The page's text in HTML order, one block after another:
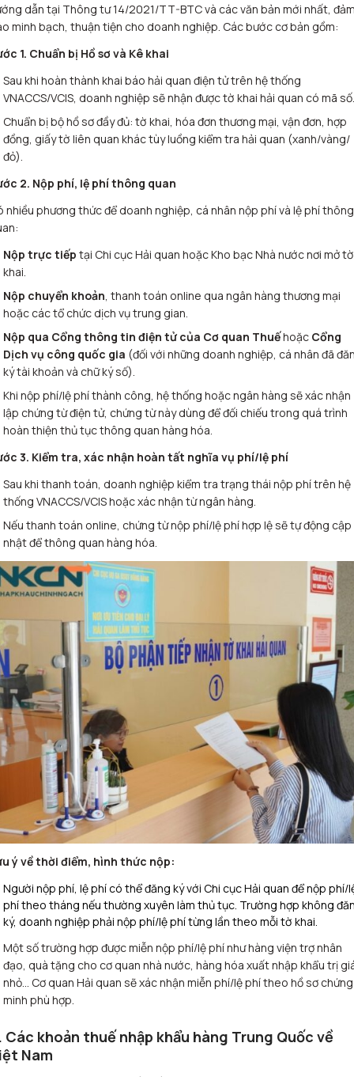
dẫn tại Thông tư 14/2021/TT-BTC và các văn bản mới nhất,
minh bạch, thuận tiện cho doanh nghiệp. Các bước cơ bản gồm:
1. Chuẩn bị Hồ sơ và Kê khai
Sau khi hoàn thành khai báo hải quan điện tử trên hệ thống
VNACCS/VCIS, doanh nghiệp sẽ nhận được tờ khai hải quan có mã số.
Chuẩn bị bộ hồ sơ đầy đủ: tờ khai, hóa đơn thương mại, vận đơn, hợp
đồng, giấy tờ liên quan khác tùy luồng kiểm tra hải quan (xanh/vàng/
đỏ).
2. Nộp phí, lệ phí thông quan
nhiều phương thức để doanh nghiệp, cá nhân nộp phí và lệ phí thông
Nộp trực tiếp tại Chi cục Hải quan hoặc Kho bạc Nhà nước nơi mở tờ
khai.
Nộp chuyển khoản, thanh toán online qua ngân hàng thương mại
hoặc các tổ chức dịch vụ trung gian.
Nộp qua Cổng thông tin điện tử của Cơ quan Thuếhoặc Cổng
Dịch vụ công quốc gia (đối với những doanh nghiệp, cá nhân đã
ký tài khoản và chữ ký số).
Khi nộp phí/lệ phí thành công, hệ thống hoặc ngân hàng sẽ xác nhận
lập chứng từ điện tử, chứng từ này dùng để đối chiếu trong quá trình
hoàn thiện thủ tục thông quan hàng hóa.
3. Kiểm tra, xác nhận hoàn tất nghĩa vụ phí/lệ phí
Sau khi thanh toán, doanh nghiệp kiểm tra trạng thái nộp phí trên hệ
thống VNACCS/VCIS hoặc xác nhận từ ngân hàng.
Nếu thanh toán online, chứng từ nộp phí/lệ phí hợp lệ sẽ tự động cập
nhật để thông quan hàng hóa.
ý về thời điểm, hình thức nộp:
Người nộp phí, lệ phí có thể đăng ký với Chi cục Hải quan để nộp phí/
phí theo tháng nếu thường xuyên làm thủ tục. Trường hợp không
ký, doanh nghiệp phải nộp phí/lệ phí từng lần theo mỗi tờ khai.
Một số trường hợp được miễn nộp phí/lệ phí như hàng viện trợ nhân
đạo, quà tặng cho cơ quan nhà nước, hàng hóa xuất nhập khẩu trị
nhỏ… Cơ quan Hải quan sẽ xác nhận miễn phí/lệ phí theo hồ sơ chứng
minh phù hợp.
Các khoản thuế nhập khẩu hàng Trung Quốc về
Nam